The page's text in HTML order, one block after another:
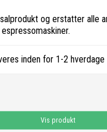
og erstatter alle
inden for 1-2 hverdage
Vis produkt